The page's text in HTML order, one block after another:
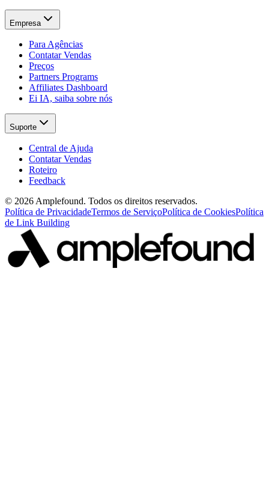
Empresa
Para Agências
Contatar Vendas
Preços
Partners Programs
Affiliates Dashboard
Ei IA, saiba sobre nós
Suporte
Central de Ajuda
Contatar Vendas
Roteiro
Feedback
© 2026 Amplefound. Todos os direitos reservados.
Política de PrivacidadeTermos de ServiçoPolítica de CookiesPolítica
de Link Building